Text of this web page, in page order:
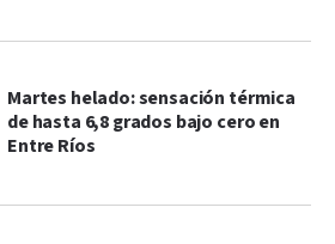
Martes helado: sensación térmica
de hasta 6,8 grados bajo cero en
Entre Ríos